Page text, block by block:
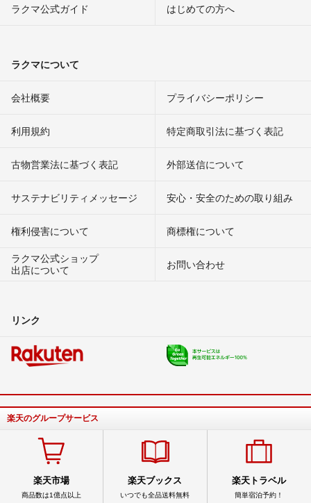
ラクマ公式ガイド はじめての方へ
ラクマについて
会社概要 プライバシーポリシー
利用規約 特定商取引法に基づく表記
古物営業法に基づく表記 外部送信について
サステナビリティメッセージ 安心・安全のための取り組み
権利侵害について
商標権について
ラクマ公式ショップ
出店について
お問い合わせ
リンク
楽天のグループサービス
楽天市場
商品数は1億点以上
楽天ブックス
いつでも全品送料無料
楽天トラベル
簡単宿泊予約！